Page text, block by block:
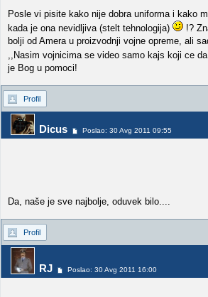
Posle vi pisite kako nije dobra uniforma i kako
kada je ona nevidljiva (stelt tehnologija)
!?
bolji od Amera u proizvodnji vojne opreme, ali
,,Nasim vojnicima se video samo kajs koji ce
je Bog u pomoci!
Profil
Dicus Poslao: 30 Avg 2011 09:55
Da, naše je sve najbolje, oduvek bilo....
Profil
RJ Poslao: 30 Avg 2011 16:00